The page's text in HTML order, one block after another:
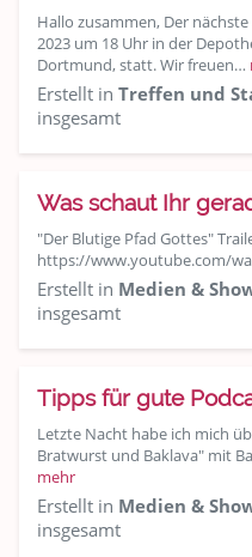
Hallo zusammen, Der
2023 um 18 Uhr in der
Dortmund, statt. Wir freuen…
Erstellt in Treffen und
insgesamt
Was schaut Ihr
"Der Blutige Pfad Gottes"
https://www.youtube.com/
Erstellt in Medien &
insgesamt
Tipps für gute
Letzte Nacht habe ich mich
Bratwurst und Baklava" mit
mehr
Erstellt in Medien &
insgesamt